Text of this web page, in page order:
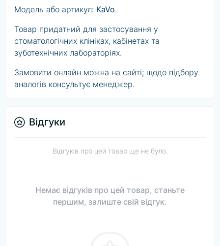
Модель або артикул: KaVo.
Товар придатний для застосування у
стоматологічних клініках, кабінетах та
зуботехнічних лабораторіях.
Замовити онлайн можна на сайті; щодо підбору
аналогів консультує менеджер.
Відгуки
Відгуків про цей товар ще не було.
Немає відгуків про цей товар, станьте
першим, залиште свій відгук.